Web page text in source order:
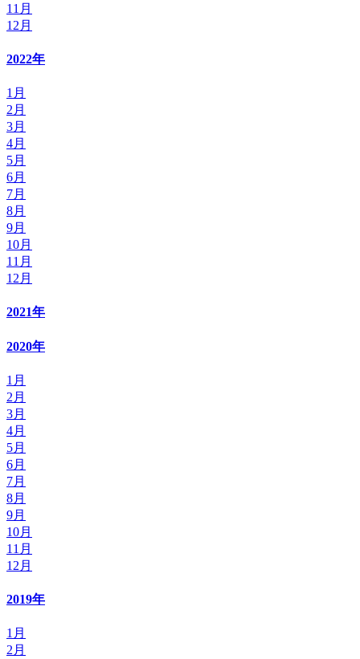
11月
12月
2022年
1月
2月
3月
4月
5月
6月
7月
8月
9月
10月
11月
12月
2021年
2020年
1月
2月
3月
4月
5月
6月
7月
8月
9月
10月
11月
12月
2019年
1月
2月